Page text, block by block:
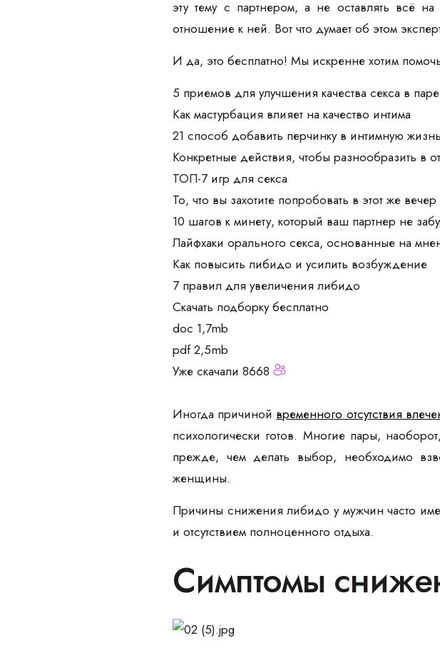
эту тему с партнером, а не оставлять всё
отношение к ней. Вот что думает об этом
И да, это бесплатно! Мы искренне хотим
5 приемов для улучшения качества секса в паре
Как мастурбация влияет на качество интима
21 способ добавить перчинку в интимную жизнь
Конкретные действия, чтобы разнообразить в
ТОП-7 игр для секса
То, что вы захотите попробовать в этот же вечер
10 шагов к минету, который ваш партнер не
Лайфхаки орального секса, основанные на
Как повысить либидо и усилить возбуждение
7 правил для увеличения либидо
Скачать подборку бесплатно
doc 1,7mb
pdf 2,5mb
Уже скачали 8668
Иногда причиной временного отсутствия
психологически готов. Многие пары,
прежде, чем делать выбор, необходимо
женщины.
Причины снижения либидо у мужчин часто
и отсутствием полноценного отдыха.
Симптомы